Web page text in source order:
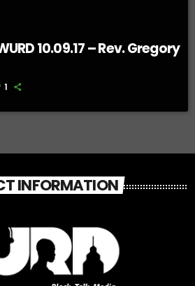
10.09.17 – Rev. Gregory
1
INFORMATION